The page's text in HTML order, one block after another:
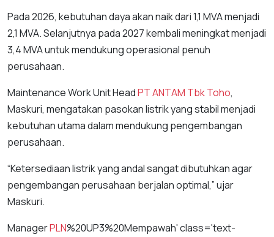
Pada 2026, kebutuhan daya akan naik dari 1,1 MVA menjadi
2,1 MVA. Selanjutnya pada 2027 kembali meningkat menjadi
3,4 MVA untuk mendukung operasional penuh
perusahaan.
Maintenance Work Unit HeadPT ANTAM Tbk Toho,
Maskuri, mengatakan pasokan listrik yang stabil menjadi
kebutuhan utama dalam mendukung pengembangan
perusahaan.
“Ketersediaan listrik yang andal sangat dibutuhkan agar
pengembangan perusahaan berjalan optimal,” ujar
Maskuri.
ManagerPLN%20UP3%20Mempawah' class='text-